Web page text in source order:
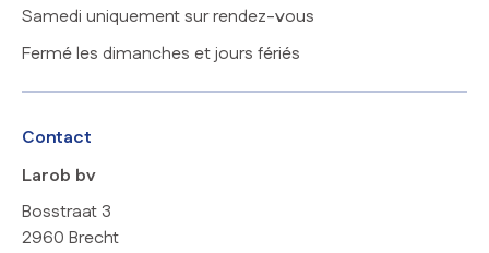
Samedi uniquement sur rendez-vous
Fermé les dimanches et jours fériés
Contact
Larob bv
Bosstraat 3
2960 Brecht